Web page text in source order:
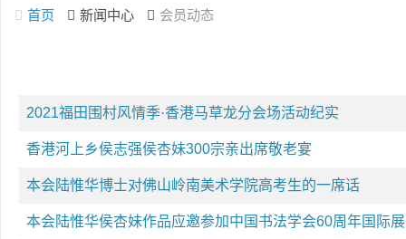
首页 新闻中心 会员动态
2021福田围村风情季·香港马草龙分会场活动纪实
香港河上乡侯志强侯杏妹300宗亲出席敬老宴
本会陆惟华博士对佛山岭南美术学院高考生的一席话
本会陆惟华侯杏妹作品应邀参加中国书法学会60周年国际展